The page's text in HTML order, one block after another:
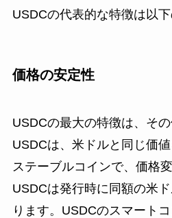
USDCの代表的な特徴は以下
価格の安定性
USDCの最大の特徴は、その
USDCは、米ドルと同じ価
ステーブルコインで、価格
USDCは発行時に同額の米
ります。USDCのスマート